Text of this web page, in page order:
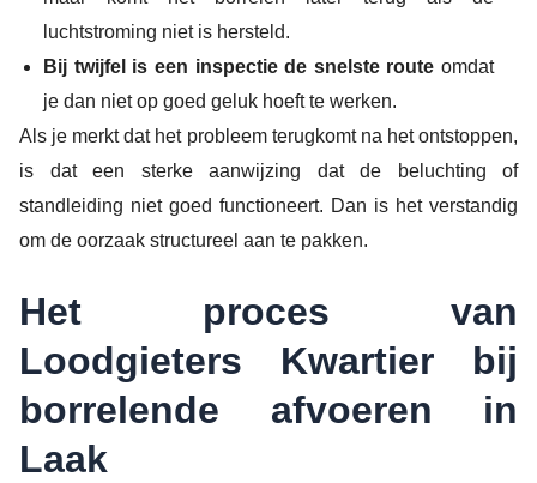
luchtstroming niet is hersteld.
Bij twijfel is een inspectie de snelste route omdat
je dan niet op goed geluk hoeft te werken.
Als je merkt dat het probleem terugkomt na het ontstoppen,
is dat een sterke aanwijzing dat de beluchting of
standleiding niet goed functioneert. Dan is het verstandig
om de oorzaak structureel aan te pakken.
Het proces van
Loodgieters Kwartier bij
borrelende afvoeren in
Laak